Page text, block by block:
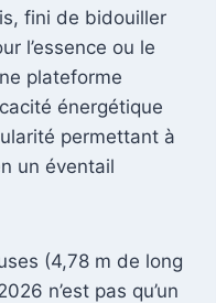
fini de bidouiller
l’essence ou le
plateforme
énergétique
permettant à
un éventail
(4,78 m de long
n’est pas qu’un